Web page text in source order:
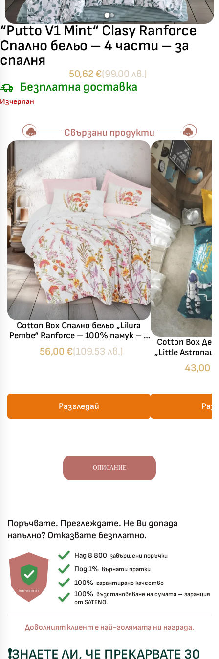
“Putto V1 Mint“ Clasy Ranforce
Спално бельо – 4 части – за
спалня
50,62 €(99.00 лв.)
Безплатна доставка
Изчерпан
Свързани продукти
Cotton Box Спално бельо „Lilura
Pembe“ Ranforce – 100% памук – 4
части – за спалня
56,00 €(109.53 лв.)
Разгледай
Cotton Box
„Little Astronaut
– 100% памук
– за
43,00
ОПИСАНИЕ
Поръчвате. Преглеждате. Не Ви допада
напълно? Отказвате безплатно.
СИГУРНОСТ
Над 8 800 завършени поръчки
Под 1% върнати пратки
100% гарантирано качество
100% възстановяване на сумата – гаранция
от SATENO.
Доволният клиент е най-голямата ни награда.
❗ЗНАЕТЕ ЛИ, ЧЕ ПРЕКАРВАТЕ 30